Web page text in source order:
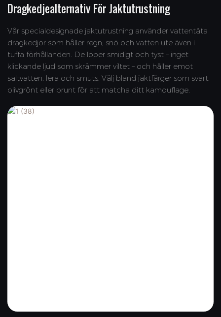
Dragkedjealternativ För Jaktutrustning
Vår specialdesignade jaktutrustning använder vattentäta
dragkedjor som håller regn, snö och vatten ute även i
tuffa förhållanden. De löper smidigt och tyst – inget
klickande ljud som skrämmer viltet – och håller emot
saltvatten, lera och smuts. Välj bland jaktfärger som svart,
olivgrönt eller brunt för att matcha ditt kamouflage.